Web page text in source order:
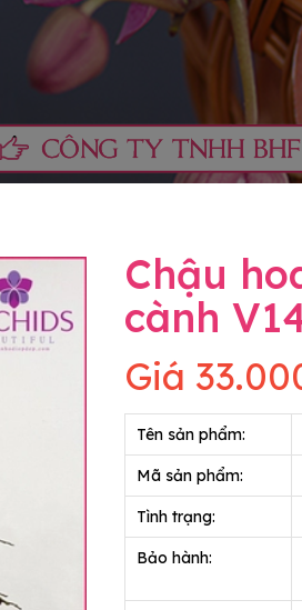
Chậu
cành
Giá
Tên sản phẩm:
Mã sản phẩm:
Tình trạng:
Bảo hành: